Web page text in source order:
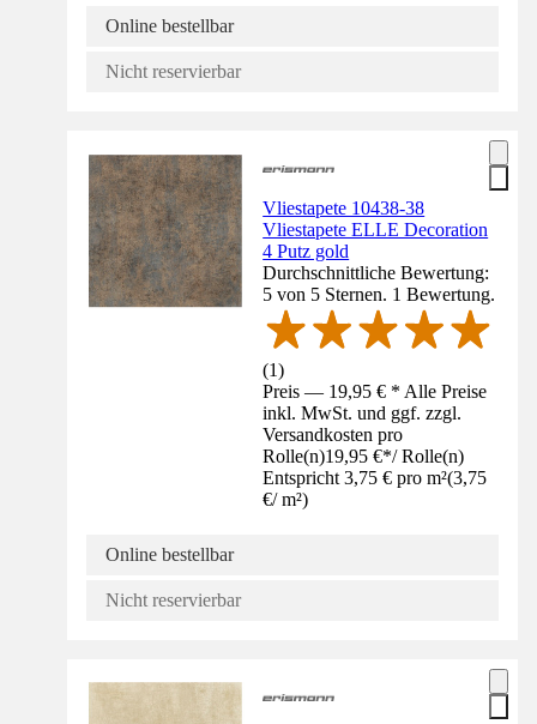
Online bestellbar
Nicht reservierbar
Vliestapete 10438-38
Vliestapete ELLE Decoration
4 Putz gold
Durchschnittliche Bewertung:
5 von 5 Sternen. 1 Bewertung.
(1)
Preis — 19,95 € * Alle Preise
inkl. MwSt. und ggf. zzgl.
Versandkosten pro
Rolle(n)19,95 €*/ Rolle(n)
Entspricht 3,75 € pro m²(3,75
€/ m²)
Online bestellbar
Nicht reservierbar